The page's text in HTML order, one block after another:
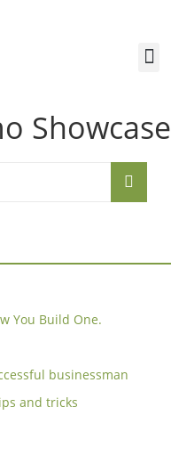
Showcase
You Build One.
businessman
and tricks